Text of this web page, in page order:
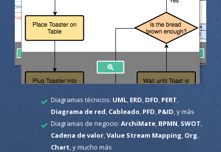
Diagramas técnicos: UML, ERD DFD PERT
Diagrama de red Cableado PFD P&ID , y más
Diagramas de negocio: ArchiMate, BPMN SWOT
Cadena de valor, Value Stream Mapping Org.
Chart , y mucho más